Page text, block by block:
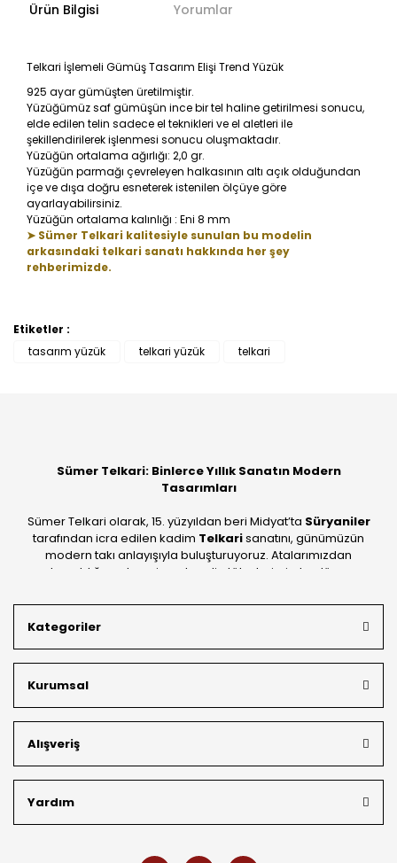
Ürün Bilgisi Yorumlar
Telkari İşlemeli Gümüş Tasarım Elişi Trend Yüzük
925 ayar gümüşten üretilmiştir.
Yüzüğümüz saf gümüşün ince bir tel haline getirilmesi sonucu,
elde edilen telin sadece el teknikleri ve el aletleri ile
şekillendirilerek işlenmesi sonucu oluşmaktadır.
Yüzüğün ortalama ağırlığı: 2,0 gr.
Yüzüğün parmağı çevreleyen halkasının altı açık olduğundan
içe ve dışa doğru esneterek istenilen ölçüye göre
ayarlayabilirsiniz.
Yüzüğün ortalama kalınlığı : Eni 8 mm
➤ Sümer Telkari kalitesiyle sunulan bu modelin
arkasındaki telkari sanatı hakkında her şey
rehberimizde.
Bu ürüne ilk yorumu siz yapın!
Etiketler :
tasarım yüzük
telkari yüzük telkari
Sümer Telkari: Binlerce Yıllık Sanatın Modern
Tasarımları
Sümer Telkari olarak, 15. yüzyıldan beri Midyat’ta Süryaniler
tarafından icra edilen kadim Telkarisanatını, günümüzün
modern takı anlayışıyla buluşturuyoruz. Atalarımızdan
devraldığımız bu mirası; kendi atölyelerimizde, dünya
Mardin’in tarihi dokusunu yansıtan geleneksel işlemeleri, her
bütçeye uygun
müşterilerimizin özel siparişlerini benzersiz bir titizlikle
hazırlıyor; köklü geçmişimizi geleceğin takı modasına
güvenle taşıyoruz.
Kategoriler
Kurumsal
Alışveriş
Yardım